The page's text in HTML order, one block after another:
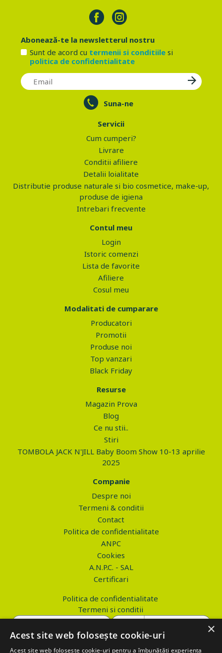
Abonează-te la newsletterul nostru
Sunt de acord cu termenii si conditiilesi
politica de confidentialitate
Suna-ne
Servicii
Cum cumperi?
Livrare
Conditii afiliere
Detalii loialitate
Distributie produse naturale si bio cosmetice, make-up,
produse de igiena
Intrebari frecvente
Contul meu
Login
Istoric comenzi
Lista de favorite
Afiliere
Cosul meu
Modalitati de cumparare
Producatori
Promotii
Produse noi
Top vanzari
Black Friday
Resurse
Magazin Prova
Blog
Ce nu stii..
Stiri
TOMBOLA JACK N'JILL Baby Boom Show 10-13 aprilie
2025
Companie
Despre noi
Termeni & conditii
Contact
Politica de confidentialitate
ANPC
Cookies
A.N.P.C. - SAL
Certificari
Politica de confidentialitate
Termeni si conditii
×
Acest site web folosește cookie-uri
Acest site web folosește cookie-uri pentru a îmbunătăți experiența